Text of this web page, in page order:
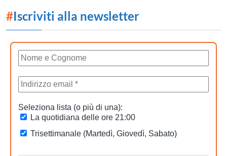
#Iscriviti alla newsletter